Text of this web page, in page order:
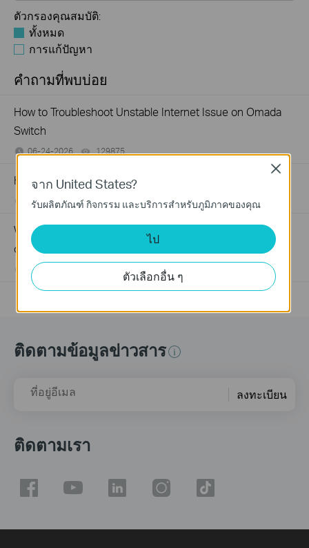
ตัวกรองคุณสมบัติ:
ทั้งหมด
การแก้ปัญหา
คำถามที่พบบ่อย
How to Troubleshoot Unstable Internet Issue on Omada
Switch
06-24-2026 129875
How to Troubleshoot No Internet Issue on Omada Switch
06-24-2026 184177views
Why my PoE powered device cannot work properly when
connected to the PoE Switch?
10-23-2025 views
ติดตามข้อมูลข่าวสาร
ที่อยู่อีเมล ลงทะเบียน
ติดตามเรา
จาก United States?
รับผลิตภัณฑ์ กิจกรรม และบริการสำหรับภูมิภาคของคุณ
ไป
ตัวเลือกอื่น ๆ
Close